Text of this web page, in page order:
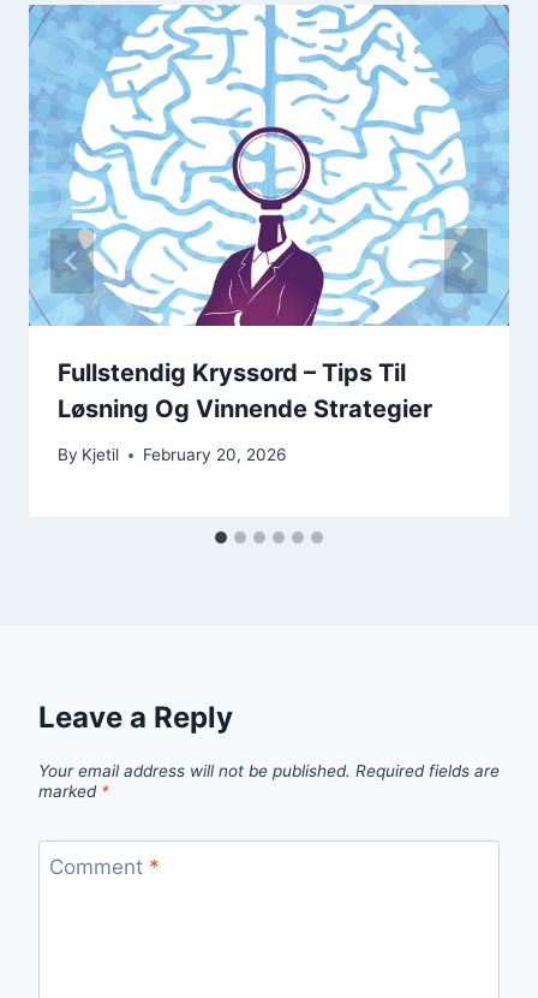
Fullstendig Kryssord – Tips Til
Løsning Og Vinnende Strategier
By Kjetil February 20, 2026
Leave a Reply
Your email address will not be published. Required fields are
marked *
Comment *